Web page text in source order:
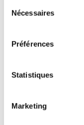
Nécessaires
Préférences
Statistiques
Marketing